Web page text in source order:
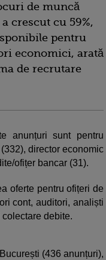
de muncă
crescut cu 59%,
pentru
economici, arată
de recrutare
anunțuri sunt pentru
director economic
ofițer bancar (31).
oferte pentru ofițeri de
cont, auditori, analiști
debite.
(436 anunțuri),